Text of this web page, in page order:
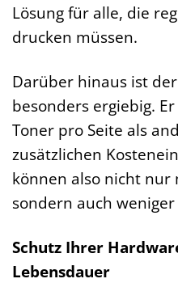
Lösung für alle, die
drucken müssen.
Darüber hinaus ist
besonders ergiebig.
Toner pro Seite als
zusätzlichen
können also nicht nur
sondern auch
Schutz Ihrer
Lebensdauer